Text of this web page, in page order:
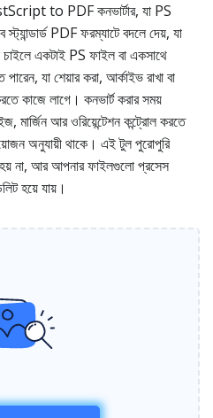
to PDF কনভার্টার, যা PS
PDF ফরম্যাটে বদলে দেয়, যা
একটাই PS ফাইল বা একসাথে
যা শেয়ার করা, আর্কাইভ রাখা বা
কাজে লাগে। কনভার্ট করার সময়
আর ওরিয়েন্টেশন কন্ট্রোল করতে
অনুযায়ী থাকে। এই টুল পুরোপুরি
না, আর আপনার ফাইলগুলো প্রসেস
হয়ে যায়।